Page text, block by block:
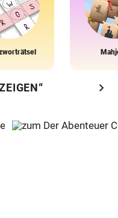
chevron_right